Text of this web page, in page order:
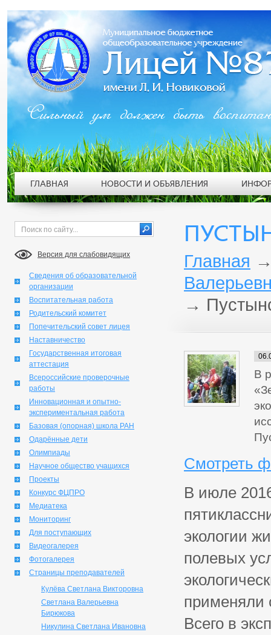
Версия для слабовидящих
Сведения об образовательной
организации
Воспитательная работа
Родительский комитет
Попечительский совет лицея
Наставничество
Государственная итоговая
аттестация
Всероссийские проверочные
работы
Инновационная и опытно-
экспериментальная работа
Базовая (опорная) школа РАН
Одарённые дети
Олимпиады
Научное общество учащихся
Проекты
Конкурс ФЦПРО
Медиатека
Мониторинг
Для поступающих
Видеогалерея
Фотогалерея
Страницы преподавателей
Кулёва Светлана Викторовна
Светлана Валерьевна
Бирюкова
Никулина Светлана Ивановна
Главная
→
В
Смотреть
В июле
экологии
полевых
применяли
Всего в
Сильный ум должен быть
ГЛАВНАЯ НОВОСТИ И ОБЪЯВЛЕНИЯ